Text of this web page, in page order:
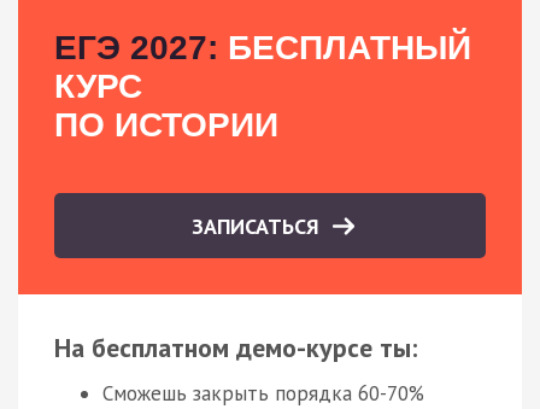
ЕГЭ 2027: БЕСПЛАТНЫЙ
КУРС
ПО ИСТОРИИ
ЗАПИСАТЬСЯ
На бесплатном демо-курсе ты:
Сможешь закрыть порядка 60-70%